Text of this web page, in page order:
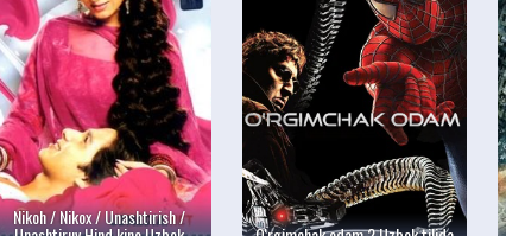
Nikoh / Nikox / Unashtirish /